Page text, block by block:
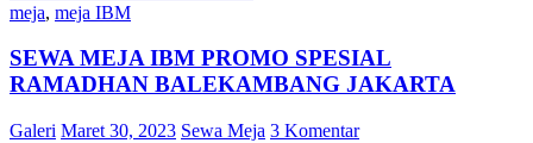
meja, meja IBM
SEWA MEJA IBM PROMO SPESIAL
RAMADHAN BALEKAMBANG JAKARTA
Galeri Maret 30, 2023 Sewa Meja 3 Komentar